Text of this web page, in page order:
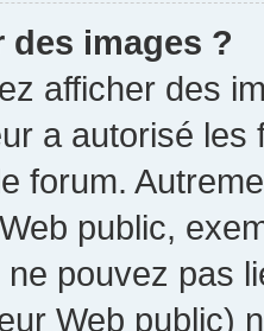
des images ?
afficher des
a autorisé
forum.
public,
ne pouvez pas
Web public)